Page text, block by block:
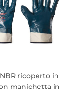
ricoperto in
manichetta in